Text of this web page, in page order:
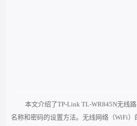
本文介绍了TP-Link TL-WR845N无线
名称和密码的设置方法。无线网络（WiFi